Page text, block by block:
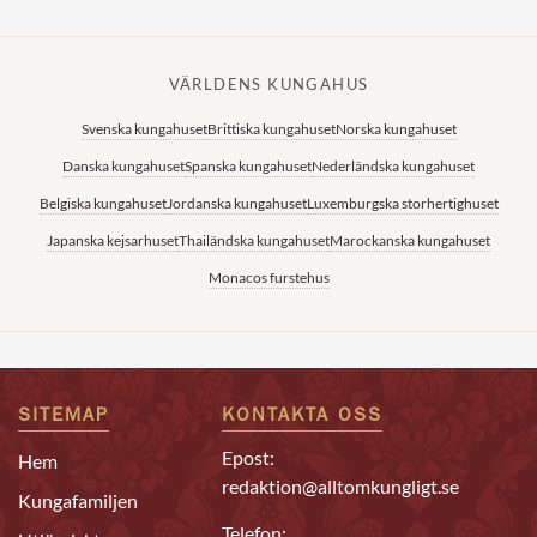
VÄRLDENS KUNGAHUS
Svenska kungahusetBrittiska kungahusetNorska kungahuset
Danska kungahusetSpanska kungahusetNederländska kungahuset
Belgiska kungahusetJordanska kungahusetLuxemburgska storhertighuset
Japanska kejsarhusetThailändska kungahusetMarockanska kungahuset
Monacos furstehus
SITEMAP
Hem
Kungafamiljen
KONTAKTA OSS
Epost:
redaktion@alltomkungligt.se